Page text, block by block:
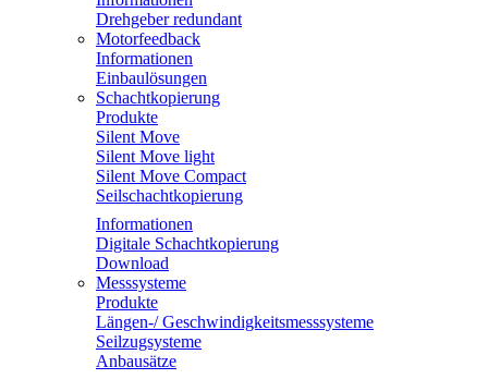
Drehgeber redundant
Motorfeedback
Informationen
Einbaulösungen
Schachtkopierung
Produkte
Silent Move
Silent Move light
Silent Move Compact
Seilschachtkopierung
Informationen
Digitale Schachtkopierung
Download
Messsysteme
Produkte
Längen-/ Geschwindigkeitsmesssysteme
Seilzugsysteme
Anbausätze